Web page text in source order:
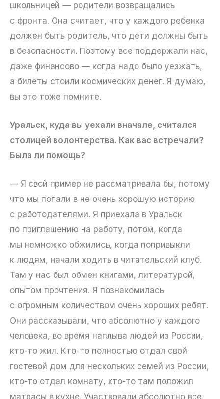
школьницей — родители возвращались
с фронта. Она считает, что у каждого ребенка
должен быть родитель, что дети должны быть
в безопасности. Поэтому все поддержали нас,
даже финансово — когда надо было уезжать,
а билеты стоили космических денег. Я думаю,
вы это тоже помните.
Уральск, куда вы уехали вначале, считался
столицей волонтерства. Как вас встречали?
Была ли помощь?
— Я свой пример не рассматривала бы, потому
что мы попали в не очень хорошую историю
с работодателями. Я приехала в Уральск
по приглашению на работу, потом, когда
мы немножко обжились, когда попривыкли
к людям, начали ходить в читательский клуб.
Там у нас был обмен книгами, литературой,
опытом прочтения. Я познакомилась
с огромным количеством очень хороших ребят.
Они рассказывали, что абсолютно у каждого
человека, во время наплыва людей из России,
кто-то жил. Кто-то полностью отдал свой
гостевой дом для нескольких семей из России,
кто-то отдал комнату, кто-то там положил
матрасы в кухне. Участвовали абсолютно все.